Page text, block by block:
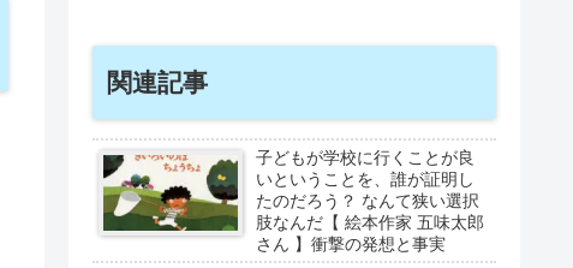
関連記事
子どもが学校に行くことが良
いということを、誰が証明し
たのだろう？ なんて狭い選択
肢なんだ【 絵本作家 五味太郎
さん 】衝撃の発想と事実